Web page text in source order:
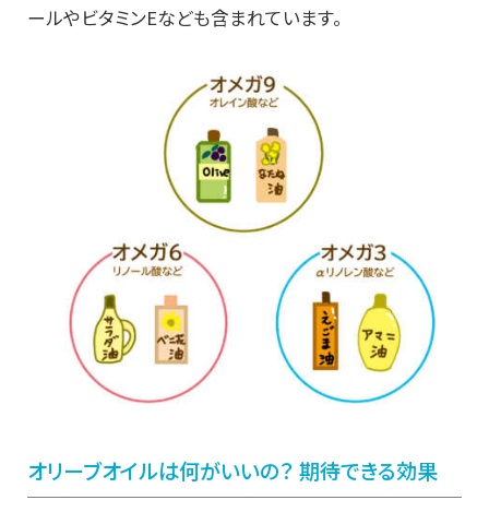
ールやビタミンEなども含まれています。
オリーブオイルは何がいいの？ 期待できる効果